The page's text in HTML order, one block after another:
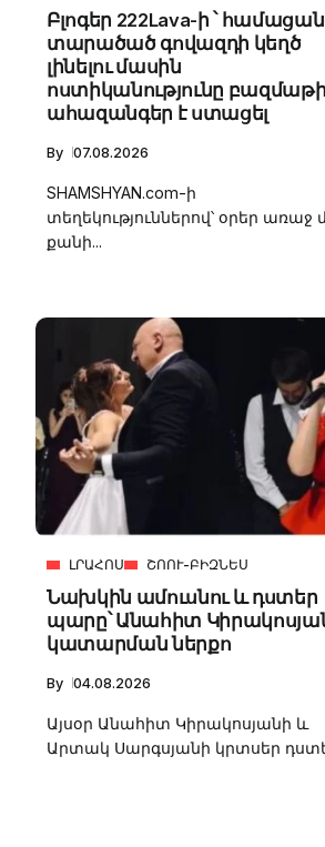
follow
Բլոգեր 222Lava-ի ՝
տարածած գովազդի կեղծ
լինելու մասին
ոստիկանությունը
ահազանգեր է ստացել
By 07.08.2026
SHAMSHYAN.com-ի
տեղեկություններով՝ օրեր առաջ
քանի...
ԼՐԱՀՈՍ ՇՈՈՒ-ԲԻԶՆԵՍ
Նախկին ամուսնու և դստեր
պարը՝ Անահիտ
կատարման ներքո
By 04.08.2026
Այսօր Անահիտ Կիրակոսյանի և
Արտակ Սարգսյանի կրտսեր